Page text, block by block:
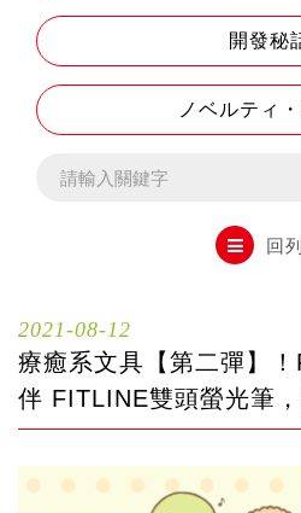
書
木
水
開發秘
ノベルティ
回
2021-08-12
療癒系文具【第二彈】
伴 FITLINE雙頭螢光筆